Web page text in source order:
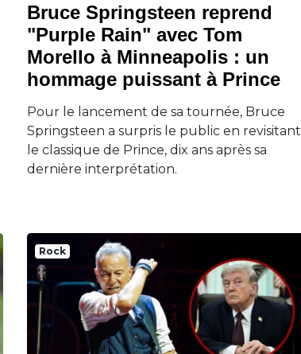
Bruce Springsteen reprend
"Purple Rain" avec Tom
Morello à Minneapolis : un
hommage puissant à Prince
Pour le lancement de sa tournée, Bruce
Springsteen a surpris le public en revisitant
le classique de Prince, dix ans après sa
dernière interprétation.
Rock